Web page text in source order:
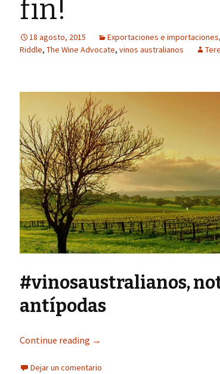
fin!
18 agosto, 2015 Exportaciones e importaciones,
Riddle, The Wine Advocate, vinos australianos
#vinosaustralianos,
antípodas
Continue reading →
Dejar un comentario